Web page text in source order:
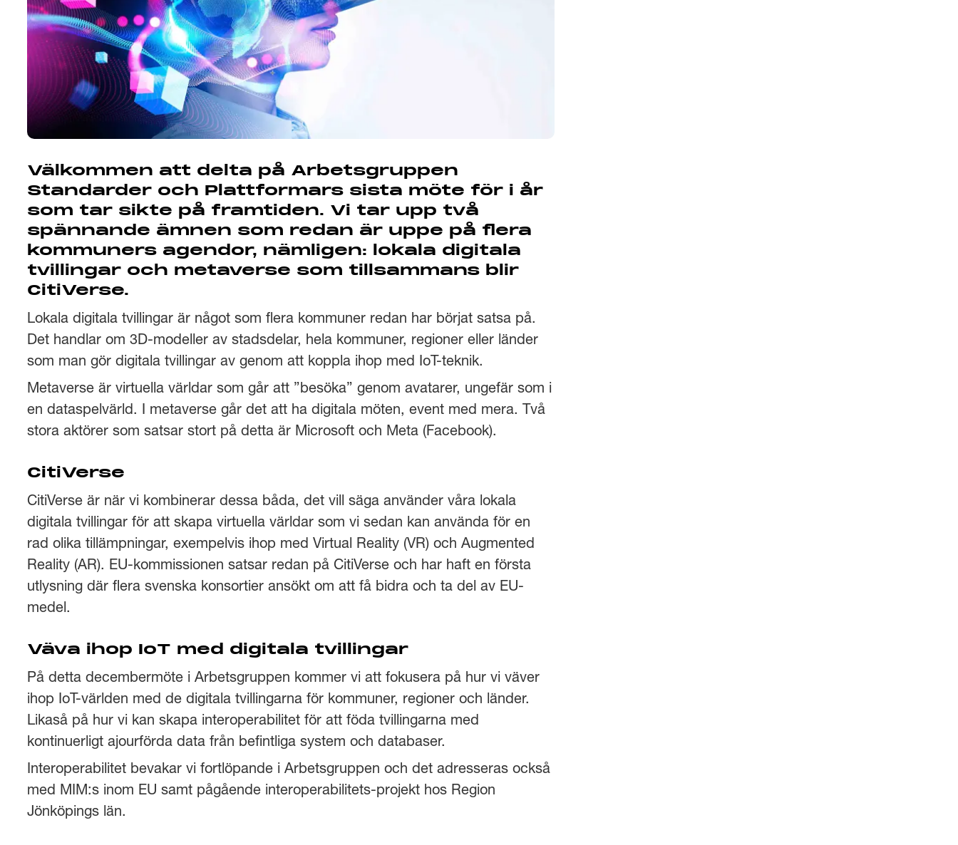
Välkommen att delta på Arbetsgruppen
Standarder och Plattformars sista möte för i år
som tar sikte på framtiden. Vi tar upp två
spännande ämnen som redan är uppe på flera
kommuners agendor, nämligen: lokala digitala
tvillingar och metaverse som tillsammans blir
CitiVerse.
Lokala digitala tvillingar är något som flera kommuner redan har börjat satsa på.
Det handlar om 3D-modeller av stadsdelar, hela kommuner, regioner eller länder
som man gör digitala tvillingar av genom att koppla ihop med IoT-teknik.
Metaverse är virtuella världar som går att ”besöka” genom avatarer, ungefär som i
en dataspelvärld. I metaverse går det att ha digitala möten, event med mera. Två
stora aktörer som satsar stort på detta är Microsoft och Meta (Facebook).
CitiVerse
CitiVerse är när vi kombinerar dessa båda, det vill säga använder våra lokala
digitala tvillingar för att skapa virtuella världar som vi sedan kan använda för en
rad olika tillämpningar, exempelvis ihop med Virtual Reality (VR) och Augmented
Reality (AR). EU-kommissionen satsar redan på CitiVerse och har haft en första
utlysning där flera svenska konsortier ansökt om att få bidra och ta del av EU-
medel.
Väva ihop IoT med digitala tvillingar
På detta decembermöte i Arbetsgruppen kommer vi att fokusera på hur vi väver
ihop IoT-världen med de digitala tvillingarna för kommuner, regioner och länder.
Likaså på hur vi kan skapa interoperabilitet för att föda tvillingarna med
kontinuerligt ajourförda data från befintliga system och databaser.
Interoperabilitet bevakar vi fortlöpande i Arbetsgruppen och det adresseras också
med MIM:s inom EU samt pågående interoperabilitets-projekt hos Region
Jönköpings län.